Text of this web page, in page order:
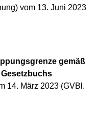
vom 13. Juni 2023
gemäß
14. März 2023 (GVBl.